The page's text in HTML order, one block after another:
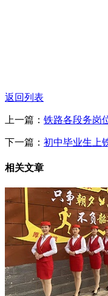
返回列表
上一篇： 铁路各段务岗
下一篇： 初中毕业生上
相关文章